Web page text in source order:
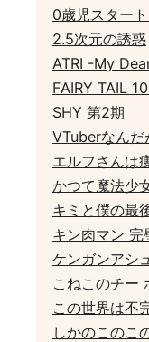
0歳児スター
2.5次元の誘惑
ATRI -My
FAIRY TAIL
SHY 第2期
VTuberなんだ
エルフさんは
かつて魔法少
キミと僕の最
キン肉マン 完
ケンガンアシ
こねこのチー
この世界は不
しかのこのこ